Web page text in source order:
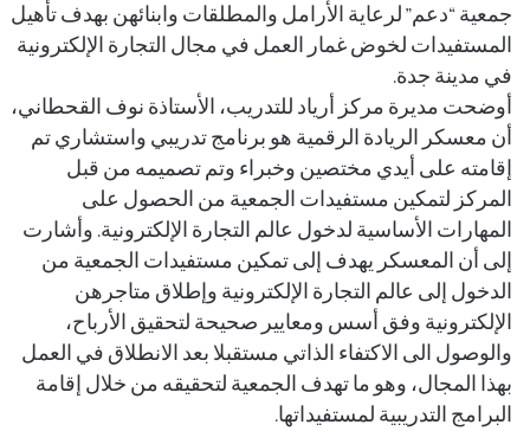
جمعية “دعم” لرعاية الأرامل والمطلقات وابنائهن بهدف تأهيل
المستفيدات لخوض غمار العمل في مجال التجارة الإلكترونية
في مدينة جدة.
أوضحت مديرة مركز أرياد للتدريب، الأستاذة نوف القحطاني،
أن معسكر الريادة الرقمية هو برنامج تدريبي واستشاري تم
إقامته على أيدي مختصين وخبراء وتم تصميمه من قبل
المركز لتمكين مستفيدات الجمعية من الحصول على
المهارات الأساسية لدخول عالم التجارة الإلكترونية. وأشارت
إلى أن المعسكر يهدف إلى تمكين مستفيدات الجمعية من
الدخول إلى عالم التجارة الإلكترونية وإطلاق متاجرهن
الإلكترونية وفق أسس ومعايير صحيحة لتحقيق الأرباح،
والوصول الى الاكتفاء الذاتي مستقبلا بعد الانطلاق في العمل
بهذا المجال، وهو ما تهدف الجمعية لتحقيقه من خلال إقامة
البرامج التدريبية لمستفيداتها.